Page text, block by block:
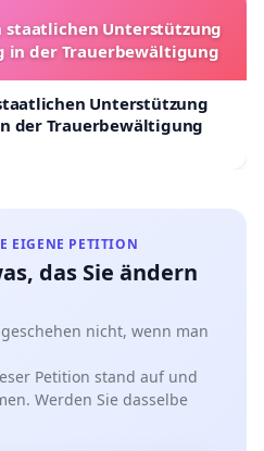
Unterstützung
in der Trauerbewältigung
Unterstützung
der Trauerbewältigung
EIGENE PETITION
das Sie ändern
nicht, wenn man
Petition stand auf und
Werden Sie dasselbe